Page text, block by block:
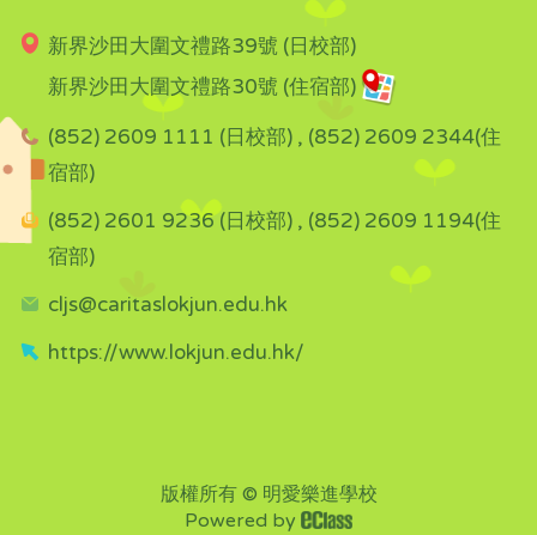
新界沙田大圍文禮路39號 (日校部)
新界沙田大圍文禮路30號 (住宿部)
(852) 2609 1111 (日校部) , (852) 2609 2344(住
宿部)
(852) 2601 9236 (日校部) , (852) 2609 1194(住
宿部)
cljs@caritaslokjun.edu.hk
https://www.lokjun.edu.hk/
版權所有 © 明愛樂進學校
Powered by